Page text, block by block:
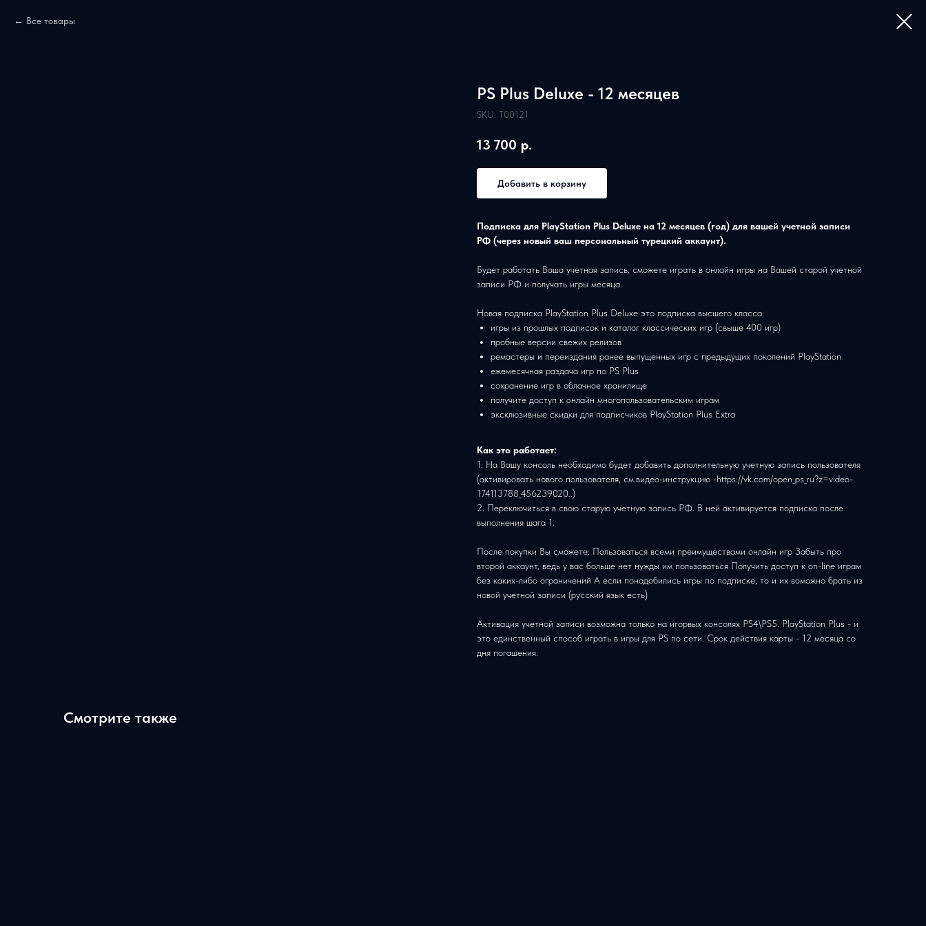
Все товары
PS Plus Deluxe - 12 месяцев
SKU: T00121
13 700 р.
Добавить в корзину
Подписка для PlayStation Plus Deluxe на 12 месяцев (год) для вашей учетной записи
РФ (через новый ваш персональный турецкий аккаунт).
Будет работать Ваша учетная запись, сможете играть в онлайн игры на Вашей старой учетной
записи РФ и получать игры месяца.
Новая подписка PlayStation Plus Deluxe это подписка высшего класса:
игры из прошлых подписок и каталог классических игр (свыше 400 игр)
пробные версии свежих релизов
ремастеры и переиздания ранее выпущенных игр с предыдущих поколений PlayStation
ежемесячная раздача игр по PS Plus
сохранение игр в облачное хранилище
получите доступ к онлайн многопользовательским играм
эксклюзивные скидки для подписчиков PlayStation Plus Extra
Как это работает:
1. На Вашу консоль необходимо будет добавить дополнительную учетную запись пользователя
(активировать нового пользователя, см.видео-инструкцию -https://vk.com/open_ps_ru?z=video-
174113788_456239020..)
2. Переключиться в свою старую учетную запись РФ. В ней активируется подписка после
выполнения шага 1.
После покупки Вы сможете: Пользоваться всеми преимуществами онлайн игр Забыть про
второй аккаунт, ведь у вас больше нет нужды им пользоваться Получить доступ к on-line играм
без каких-либо ограничений А если понадобились игры по подписке, то и их воможно брать из
новой учетной записи (русский язык есть)
Активация учетной записи возможна только на игорвых консолях PS4\PS5. PlayStation Plus - и
это единственный способ играть в игры для PS по сети. Срок действия карты - 12 месяца со
дня погашения.
Смотрите также